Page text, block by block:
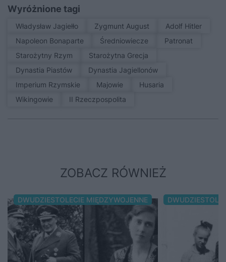
Wyróżnione tagi
Władysław Jagiełło Zygmunt August
Adolf Hitler
Napoleon Bonaparte
średniowiecze
patronat
Starożytny Rzym
Starożytna Grecja
Dynastia Piastów
Dynastia Jagiellonów
Imperium Rzymskie
Majowie
Husaria
Wikingowie
II Rzeczpospolita
ZOBACZ RÓWNIEŻ
DWUDZIESTOLECIE MIĘDZYWOJENNE